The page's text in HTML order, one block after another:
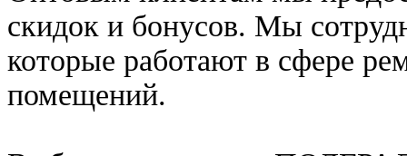
скидок и бонусов. Мы
которые работают в сфере
помещений.